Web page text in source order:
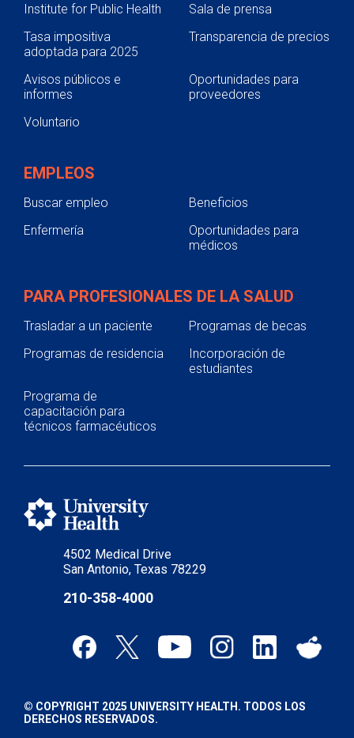
4502 Medical Drive
San Antonio, Texas 78229
210-358-4000
Institute for Public Health
Sala de prensa
Tasa impositiva
adoptada para 2025
Transparencia de precios
Avisos públicos e
informes
Oportunidades para
proveedores
Voluntario
EMPLEOS
Buscar empleo
Beneficios
Enfermería
Oportunidades para
médicos
PARA PROFESIONALES DE LA SALUD
Trasladar a un paciente
Programas de becas
Programas de residencia
Incorporación de
estudiantes
Programa de
capacitación para
técnicos farmacéuticos
© COPYRIGHT 2025 UNIVERSITY HEALTH. TODOS LOS
DERECHOS RESERVADOS.